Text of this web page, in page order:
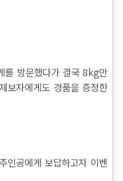
를 방문했다가 결국 8kg만
보자에게도 경품을 증정한
인공에게 보답하고자 이벤